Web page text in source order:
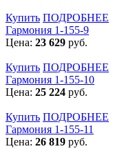
Купить ПОДРОБНЕЕ
Гармония 1-155-9
Цена: 23 629 руб.
Купить ПОДРОБНЕЕ
Гармония 1-155-10
Цена: 25 224 руб.
Купить ПОДРОБНЕЕ
Гармония 1-155-11
Цена: 26 819 руб.